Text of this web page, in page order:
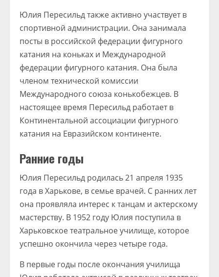
Юлия Пересильд также активно участвует в
спортивной администрации. Она занимала
посты в российской федерации фигурного
катания на коньках и Международной
федерации фигурного катания. Она была
членом технической комиссии
Международного союза конькобежцев. В
настоящее время Пересильд работает в
Континентальной ассоциации фигурного
катания на Евразийском континенте.
Ранние годы
Юлия Пересильд родилась 21 апреля 1935
года в Харькове, в семье врачей. С ранних лет
она проявляла интерес к танцам и актерскому
мастерству. В 1952 году Юлия поступила в
Харьковское театральное училище, которое
успешно окончила через четыре года.
В первые годы после окончания училища